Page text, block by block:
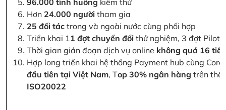
96.000 tình huống kiểm thử
Hơn 24.000 người tham gia
25 đối tác trong và ngoài nước cùng phối hợp
Triển khai 11 đợt chuyển đổi thử nghiệm, 3 đợt Pilot
Thời gian gián đoạn dịch vụ online không quá 16
Hợp long triển khai hệ thống Payment hub cùng
đầu tiên tại Việt Nam, Top 30% ngân hàng trên thế
ISO20022